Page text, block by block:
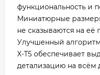
функциональность и
Миниатюрные
не сказываются на её
Улучшенный
X-T5 обеспечивает
детализацию на всём